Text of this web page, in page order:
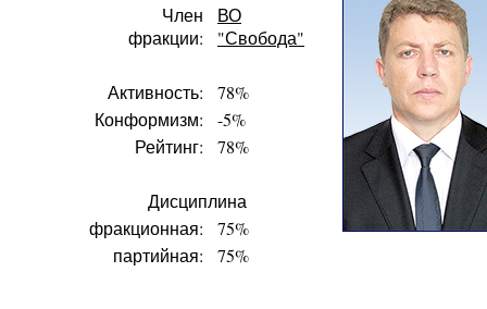
Член
фракции:
ВО
"Свобода"
Активность:
78%
Конформизм:
-5%
Рейтинг:
78%
Дисциплина
фракционная:
75%
партийная:
75%